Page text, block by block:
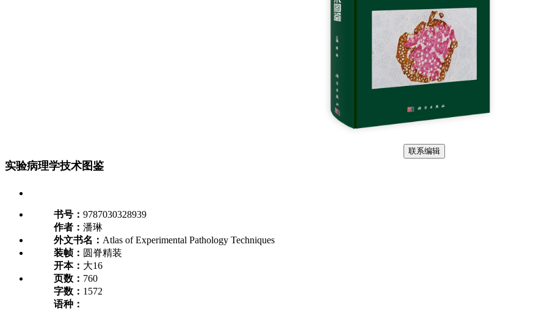
联系编辑
实验病理学技术图鉴
书号： 9787030328939
作者： 潘琳
外文书名： Atlas of Experimental Pathology Techniques
装帧： 圆脊精装
开本： 大16
页数： 760
字数： 1572
语种：